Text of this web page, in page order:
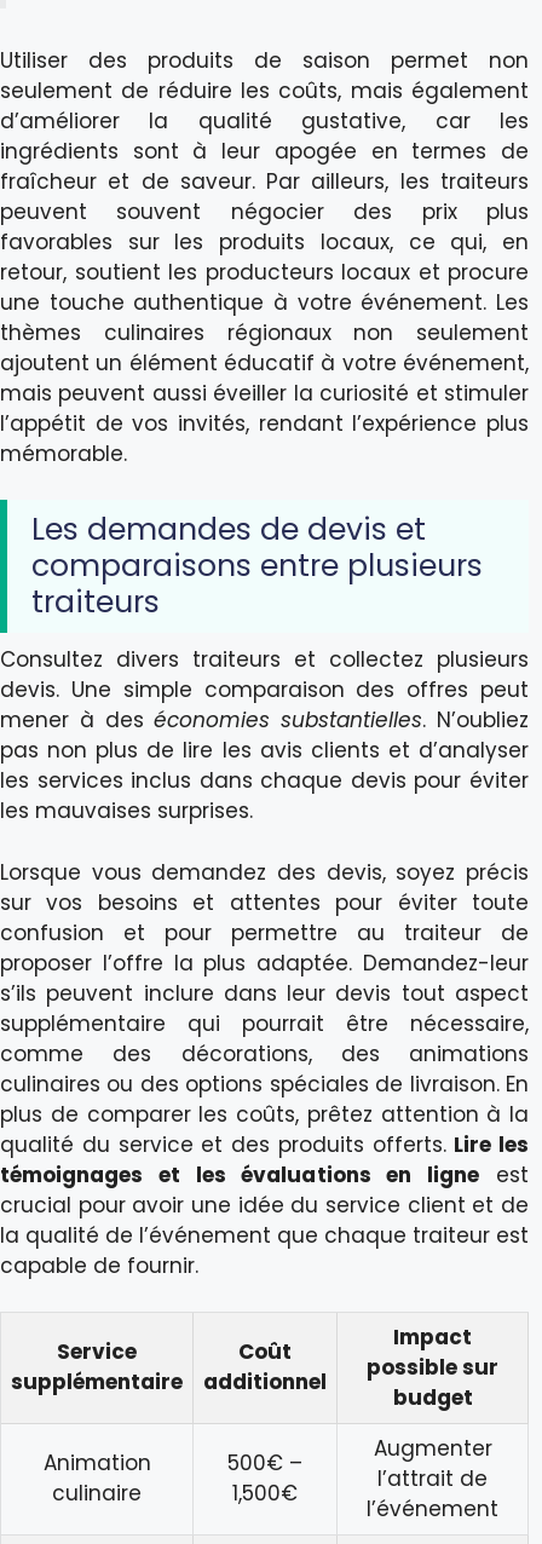
Utiliser des produits de saison permet non
seulement de réduire les coûts, mais également
d’améliorer la qualité gustative, car les
ingrédients sont à leur apogée en termes de
fraîcheur et de saveur. Par ailleurs, les traiteurs
peuvent souvent négocier des prix plus
favorables sur les produits locaux, ce qui, en
retour, soutient les producteurs locaux et procure
une touche authentique à votre événement. Les
thèmes culinaires régionaux non seulement
ajoutent un élément éducatif à votre événement,
mais peuvent aussi éveiller la curiosité et stimuler
l’appétit de vos invités, rendant l’expérience plus
mémorable.
Les demandes de devis et
comparaisons entre plusieurs
traiteurs
Consultez divers traiteurs et collectez plusieurs
devis. Une simple comparaison des offres peut
mener à deséconomies substantielles. N’oubliez
pas non plus de lire les avis clients et d’analyser
les services inclus dans chaque devis pour éviter
les mauvaises surprises.
Lorsque vous demandez des devis, soyez précis
sur vos besoins et attentes pour éviter toute
confusion et pour permettre au traiteur de
proposer l’offre la plus adaptée. Demandez-leur
s’ils peuvent inclure dans leur devis tout aspect
supplémentaire qui pourrait être nécessaire,
comme des décorations, des animations
culinaires ou des options spéciales de livraison. En
plus de comparer les coûts, prêtez attention à la
qualité du service et des produits offerts. Lire les
témoignages et les évaluations en ligne est
crucial pour avoir une idée du service client et de
la qualité de l’événement que chaque traiteur est
capable de fournir.
Service
supplémentaire
Coût
additionnel
Impact
possible sur
budget
Animation
culinaire
500€ –
1,500€
Augmenter
l’attrait de
l’événement